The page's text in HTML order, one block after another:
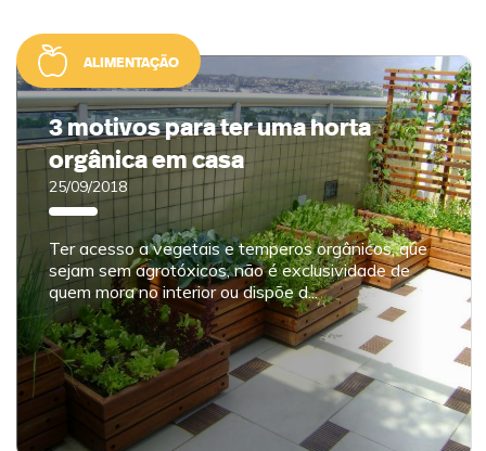
3 motivos para ter uma horta
orgânica em casa
25/09/2018
Ter acesso a vegetais e temperos orgânicos, que
sejam sem agrotóxicos, não é exclusividade de
quem mora no interior ou dispõe d...
ALIMENTAÇÃO